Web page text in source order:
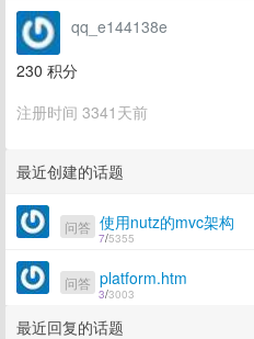
qq_e144138e
230 积分
注册时间 3341天前
最近创建的话题
7/5355
问答 使用nutz的mvc架构
3/3003
问答 platform.htm
最近回复的话题